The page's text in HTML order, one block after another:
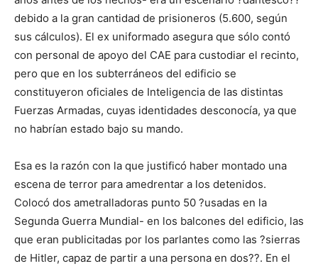
debido a la gran cantidad de prisioneros (5.600, según
sus cálculos). El ex uniformado asegura que sólo contó
con personal de apoyo del CAE para custodiar el recinto,
pero que en los subterráneos del edificio se
constituyeron oficiales de Inteligencia de las distintas
Fuerzas Armadas, cuyas identidades desconocía, ya que
no habrían estado bajo su mando.
Esa es la razón con la que justificó haber montado una
escena de terror para amedrentar a los detenidos.
Colocó dos ametralladoras punto 50 ?usadas en la
Segunda Guerra Mundial- en los balcones del edificio, las
que eran publicitadas por los parlantes como las ?sierras
de Hitler, capaz de partir a una persona en dos??. En el